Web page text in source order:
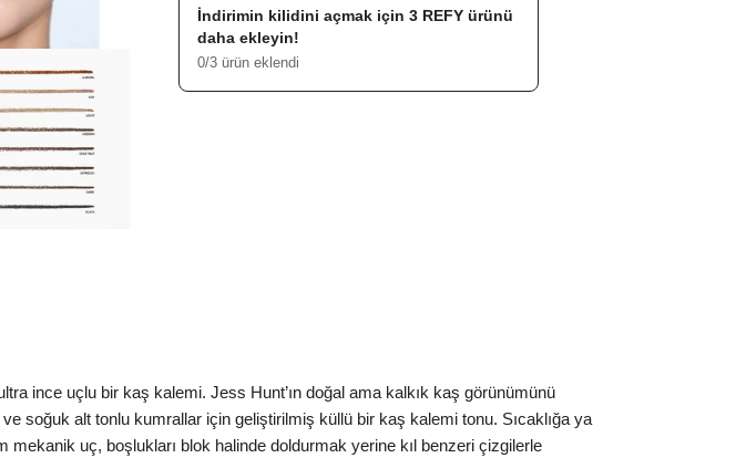
İndirimin kilidini açmak için 3 REFYürünü
daha ekleyin!
0/3 ürün eklendi
ince uçlu bir kaş kalemi. Jess Hunt’ın doğal ama kalkık kaş görünümünü
soğuk alt tonlu kumrallar için geliştirilmiş küllü bir kaş kalemi tonu. Sıcaklığa ya
uç, boşlukları blok halinde doldurmak yerine kıl benzeri çizgilerle